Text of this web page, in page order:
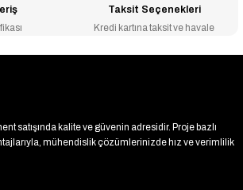
Taksit Seçenekleri
Kredi kartına taksit ve havale
satışında kalite ve güvenin adresidir. Proje bazlı
mühendislik çözümlerinizde hız ve verimlilik